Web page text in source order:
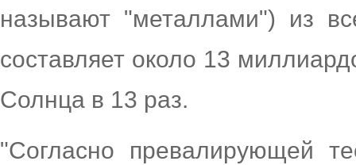
называют "металлами") из
составляет около 13
Солнца в 13 раз.
"Согласно превалирующей